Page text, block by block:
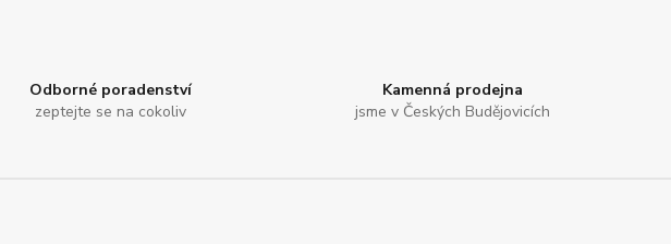
Odborné poradenství
zeptejte se na cokoliv
Kamenná prodejna
jsme v Českých Budějovicích